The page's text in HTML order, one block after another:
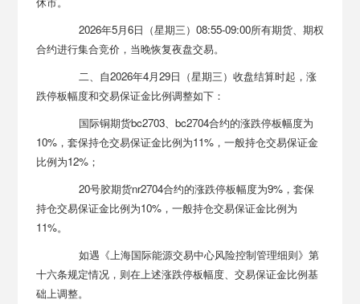
2026年5月6日（星期三）08:55-09:00所有期货、期权
合约进行集合竞价，当晚恢复夜盘交易。
二、自2026年4月29日（星期三）收盘结算时起，涨
跌停板幅度和交易保证金比例调整如下：
国际铜期货bc2703、bc2704合约的涨跌停板幅度为
10%，套保持仓交易保证金比例为11%，一般持仓交易保证金
比例为12%；
20号胶期货nr2704合约的涨跌停板幅度为9%，套保
持仓交易保证金比例为10%，一般持仓交易保证金比例为
11%。
如遇《上海国际能源交易中心风险控制管理细则》第
十六条规定情况，则在上述涨跌停板幅度、交易保证金比例基
础上调整。